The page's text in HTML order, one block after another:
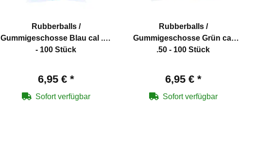
Rubberballs /
Gummigeschosse Blau cal .50
- 100 Stück
6,95 € *
Sofort verfügbar
Rubberballs /
Gummigeschosse Grün cal
.50 - 100 Stück
6,95 € *
Sofort verfügbar